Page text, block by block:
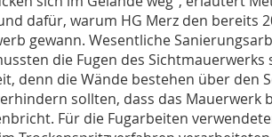
dafür, warum HG Merz den bereits
gewann. Wesentliche
die Fugen des
denn die Wände bestehen über den
sollten, dass das Mauerwerk
Für die Fugarbeiten